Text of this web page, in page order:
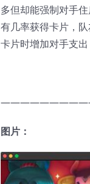
多但却能强制对手
有几率获得卡片，
卡片时增加对手支
图片：